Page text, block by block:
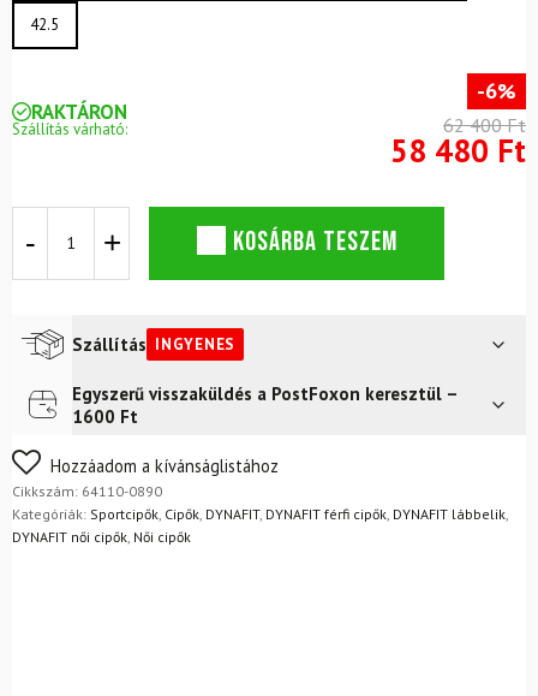
42.5
RAKTÁRON
Szállítás várható:
-6%
62 400 Ft
58 480 Ft
Ultra
Hurricane
Black
Out
Cipő
KOSÁRBA TESZEM
Szállítás INGYENES
Futár a címreIngyenes
FoxPost
Egyszerű visszaküldés a PostFoxon keresztül –
1600 Ft
Nem biztos a választásában? Semmi gond – a terméket
egyszerűen visszaküldheti 14 napon belül, indoklás nélkül.
Mik a visszaküldés feltételei?
Hozzáadom a kívánságlistához
Cikkszám: 64110-0890
Kategóriák: Sportcipők Cipők DYNAFIT, DYNAFIT férfi cipők DYNAFIT lábbelik
DYNAFIT női cipők Női cipők